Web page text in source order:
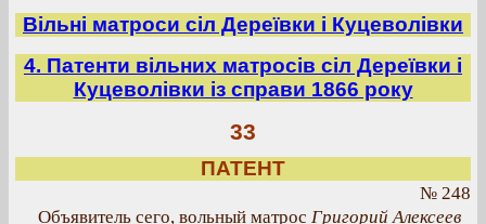
Вільні матроси сіл Дереївки і Куцеволівки
4. Патенти вільних матросів сіл Дереївки і
Куцеволівки із справи 1866 року
33
ПАТЕНТ
№ 248
Объявитель сего, вольный матрос Григорий Алексеев